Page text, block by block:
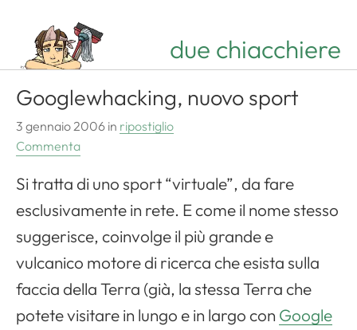
due chiacchiere
Googlewhacking, nuovo sport
3 gennaio 2006 in ripostiglio
Commenta
Si tratta di uno sport “virtuale”, da fare
esclusivamente in rete. E come il nome stesso
suggerisce, coinvolge il più grande e
vulcanico motore di ricerca che esista sulla
faccia della Terra (già, la stessa Terra che
potete visitare in lungo e in largo con Google